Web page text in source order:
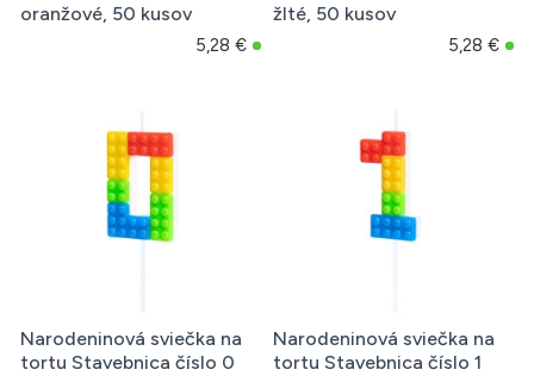
oranžové, 50 kusov
5,28 €
žlté, 50 kusov
5,28 €
Narodeninová sviečka na
tortu Stavebnica číslo 0
Narodeninová sviečka na
tortu Stavebnica číslo 1